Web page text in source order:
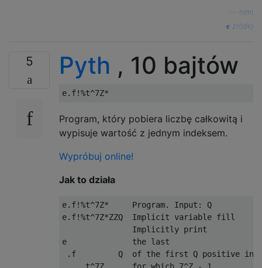
nimi
źródło
5 Pyth , 10 bajtów
Program, który pobiera liczbę całkowitą i
wypisuje wartość z jednym indeksem.
Wypróbuj online!
Jak to działa
e.f!%t^7Z*     Program. Input: Q
e.f!%t^7Z*ZZQ  Implicit variable fill
               Implicitly print
e              the last
.f         Q  of the first Q positive